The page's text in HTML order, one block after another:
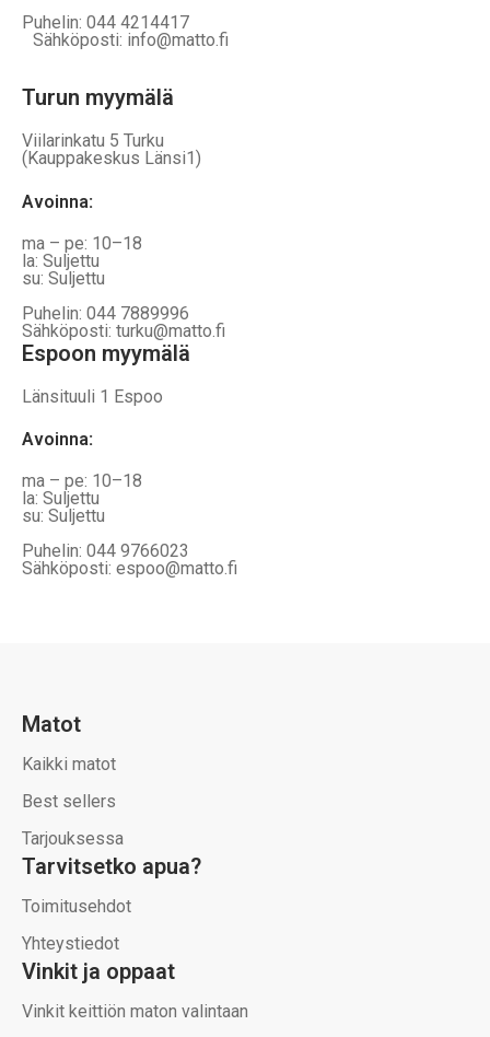
Puhelin: 044 4214417
Sähköposti: info@matto.fi
Turun myymälä
Viilarinkatu 5 Turku
(Kauppakeskus Länsi1)
Avoinna:
ma – pe: 10–18
la: Suljettu
su: Suljettu
Puhelin: 044 7889996
Sähköposti: turku@matto.fi
Espoon myymälä
Länsituuli 1 Espoo
Avoinna:
ma – pe: 10–18
la: Suljettu
su: Suljettu
Puhelin: 044 9766023
Sähköposti: espoo@matto.fi
Matot
Kaikki matot
Best sellers
Tarjouksessa
Tarvitsetko apua?
Toimitusehdot
Yhteystiedot
Vinkit ja oppaat
Vinkit keittiön maton valintaan